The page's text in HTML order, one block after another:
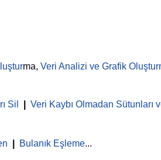
ma, Veri Analizi ve Grafik
Sil
Veri Kaybı Olmadan Sütunları
Bulanık Eşleme...